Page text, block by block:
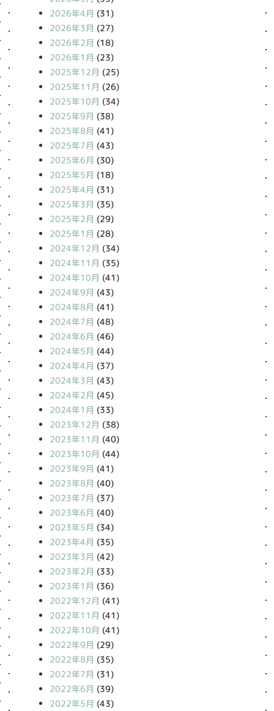
2026年4月 (31)
2026年3月 (27)
2026年2月 (18)
2026年1月 (23)
2025年12月 (25)
2025年11月 (26)
2025年10月 (34)
2025年9月 (38)
2025年8月 (41)
2025年7月 (43)
2025年6月 (30)
2025年5月 (18)
2025年4月 (31)
2025年3月 (35)
2025年2月 (29)
2025年1月 (28)
2024年12月 (34)
2024年11月 (35)
2024年10月 (41)
2024年9月 (43)
2024年8月 (41)
2024年7月 (48)
2024年6月 (46)
2024年5月 (44)
2024年4月 (37)
2024年3月 (43)
2024年2月 (45)
2024年1月 (33)
2023年12月 (38)
2023年11月 (40)
2023年10月 (44)
2023年9月 (41)
2023年8月 (40)
2023年7月 (37)
2023年6月 (40)
2023年5月 (34)
2023年4月 (35)
2023年3月 (42)
2023年2月 (33)
2023年1月 (36)
2022年12月 (41)
2022年11月 (41)
2022年10月 (41)
2022年9月 (29)
2022年8月 (35)
2022年7月 (31)
2022年6月 (39)
2022年5月 (43)